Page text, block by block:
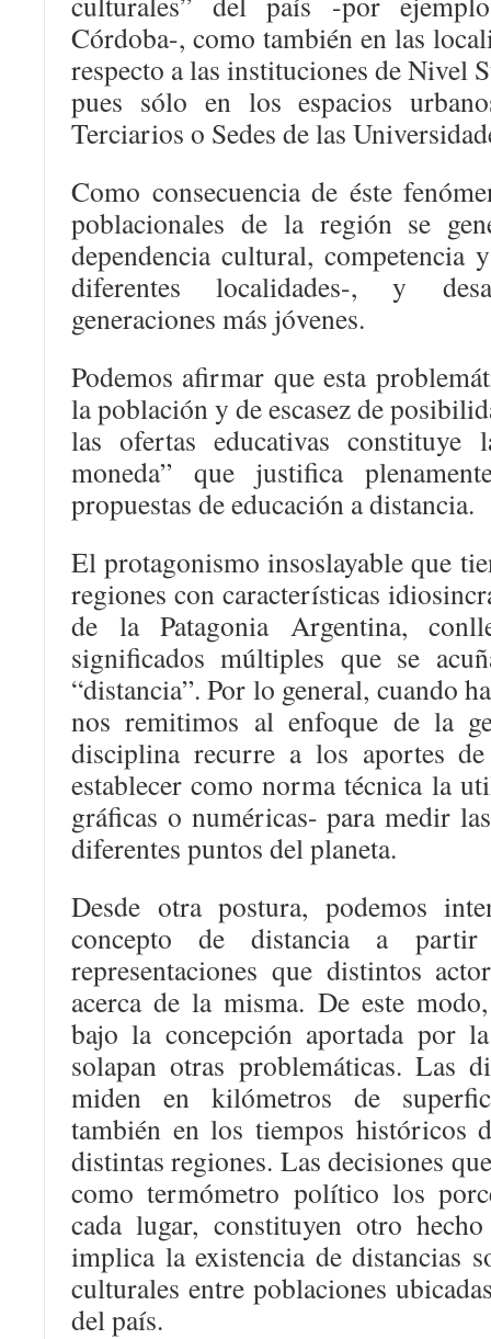
Córdoba-, como también en las
respecto a las instituciones de Nivel
pues sólo en los espacios
Terciarios o Sedes de las
Como consecuencia de éste
poblacionales de la región se
dependencia cultural, competencia
diferentes localidades-, y
generaciones más jóvenes.
Podemos afirmar que esta
la población y de escasez de
las ofertas educativas
moneda” que justifica
propuestas de educación a distancia.
El protagonismo insoslayable que
regiones con características
de la Patagonia Argentina,
significados múltiples que se
“distancia”. Por lo general, cuando
nos remitimos al enfoque de la
disciplina recurre a los aportes
establecer como norma técnica la
gráficas o numéricas- para medir
diferentes puntos del planeta.
Desde otra postura, podemos
concepto de distancia a
representaciones que distintos
acerca de la misma. De este
bajo la concepción aportada por
solapan otras problemáticas. Las
miden en kilómetros de
también en los tiempos históricos
distintas regiones. Las decisiones
como termómetro político los
cada lugar, constituyen otro
implica la existencia de distancias
culturales entre poblaciones
del país.